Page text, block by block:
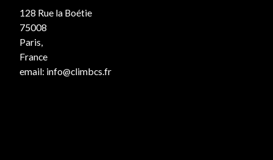
128 Rue la Boétie
75008
Paris,
France
email: info@climbcs.fr